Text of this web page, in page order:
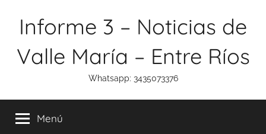
Informe 3 – Noticias de
Valle María – Entre Ríos
Whatsapp: 3435073376
Menú